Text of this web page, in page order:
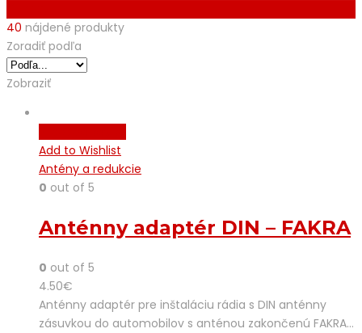
40 nájdené produkty
Zoradiť podľa
Zobraziť
Add to Wishlist
Antény a redukcie
0 out of 5
Anténny adaptér DIN – FAKRA
0 out of 5
4.50€
Anténny adaptér pre inštaláciu rádia s DIN anténny
zásuvkou do automobilov s anténou zakončenú FAKRA…